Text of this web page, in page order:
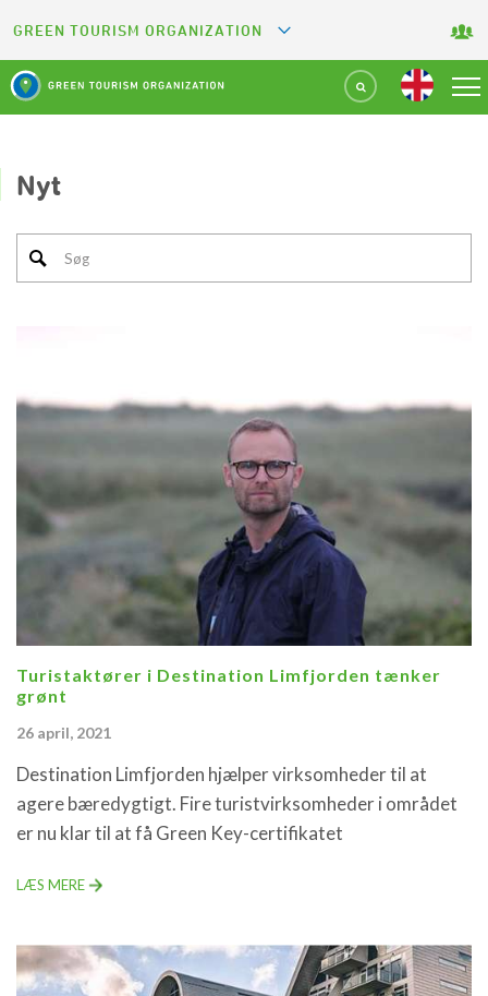
GREEN TOURISM ORGANIZATION
GREEN KEY
GREEN RESTAURANT
GREEN SPORT FACILITY
Nyt
Turistaktører i Destination Limfjorden tænker
grønt
26 april, 2021
Destination Limfjorden hjælper virksomheder til at
agere bæredygtigt. Fire turistvirksomheder i området
er nu klar til at få Green Key-certifikatet
LÆS MERE